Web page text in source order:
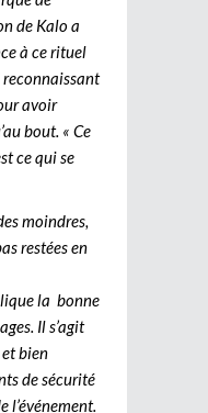
de Kalo a
à ce rituel
reconnaissant
avoir
bout. « Ce
ce qui se
moindres,
restées en
la bonne
Il s’agit
et bien
de sécurité
l’événement.